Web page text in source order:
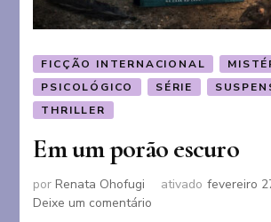
FICÇÃO INTERNACIONAL
PSICOLÓGICO
SÉRIE
THRILLER
Em um porão escuro
porRenata Ohofugi ativado fevereiro
Deixe um comentário